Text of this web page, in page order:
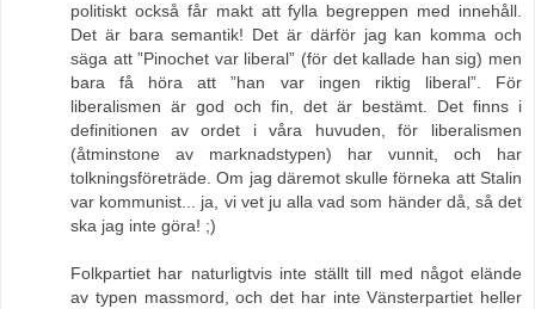
politiskt också får makt att fylla begreppen med innehåll.
Det är bara semantik! Det är därför jag kan komma och
säga att ”Pinochet var liberal” (för det kallade han sig) men
bara få höra att ”han var ingen riktig liberal”. För
liberalismen är god och fin, det är bestämt. Det finns i
definitionen av ordet i våra huvuden, för liberalismen
(åtminstone av marknadstypen) har vunnit, och har
tolkningsföreträde. Om jag däremot skulle förneka att Stalin
var kommunist... ja, vi vet ju alla vad som händer då, så det
ska jag inte göra! ;)
Folkpartiet har naturligtvis inte ställt till med något elände
av typen massmord, och det har inte Vänsterpartiet heller